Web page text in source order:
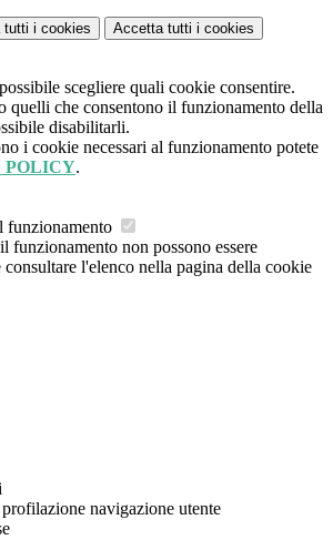
tutti i cookies Accetta tutti i cookies
scegliere quali cookie consentire.
quelli che consentono il funzionamento della
disabilitarli.
i cookie necessari al funzionamento potete
POLICY.
funzionamento
funzionamento non possono essere
l'elenco nella pagina della cookie
navigazione utente